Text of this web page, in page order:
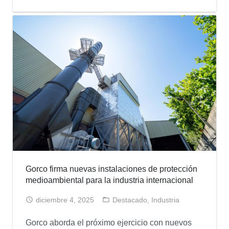
Gorco firma nuevas instalaciones de protección
medioambiental para la industria internacional
diciembre 4, 2025 Destacado, Industria
Gorco aborda el próximo ejercicio con nuevos